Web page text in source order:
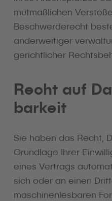
mutmaßlichen
Beschwerderecht
anderweitiger
gerichtlicher
Recht auf
barkeit
Sie haben das Recht,
Grundlage Ihrer
eines Vertrags
sich oder an einen
maschinenlesbaren